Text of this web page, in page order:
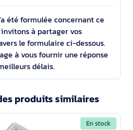
été formulée concernant ce
à partager vos
le formulaire ci-dessous.
à vous fournir une réponse
délais.
produits similaires
En stock